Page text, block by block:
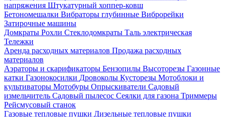
напряжения Штукатурный хоппер-ковш
Бетономешалки Вибраторы глубинные Виброрейки
Затирочные машины
Домкраты Рохли Стеклодомкраты Таль электрическая
Тележки
Аренда расходных материалов Продажа расходных
материалов
Аэраторы и скарификаторы Бензопилы Высоторезы Газонные
катки Газонокосилки Дровоколы Кусторезы Мотоблоки и
культиваторы Мотобуры Опрыскиватели Садовый
измельчитель Садовый пылесос Сеялки для газона Триммеры
Рейсмусовый станок
Газовые тепловые пушки Дизельные тепловые пушки